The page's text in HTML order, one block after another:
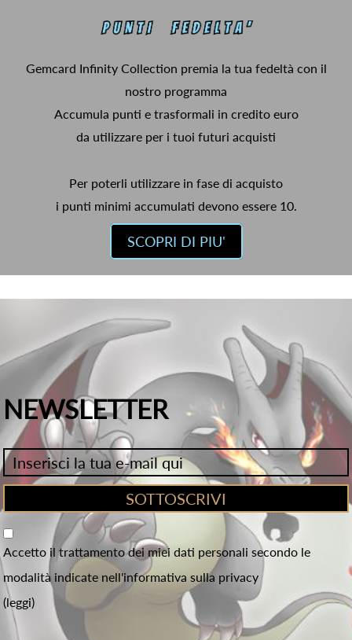
Gemcard Infinity Collection premia la tua fedeltà con il
nostro programma
Accumula punti e trasformali in credito euro
da utilizzare per i tuoi futuri acquisti
Per poterli utilizzare in fase di acquisto
i punti minimi accumulati devono essere 10.
SCOPRI DI PIU'
NEWSLETTER
Accetto il trattamento dei miei dati personali secondo le
modalità indicate nell'informativa sulla privacy
(leggi)